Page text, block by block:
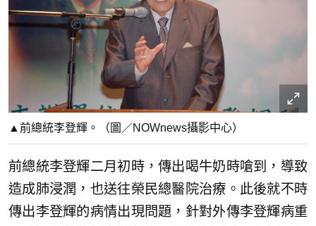
▲前總統李登輝。（圖／NOWnews攝影中心）
前總統李登輝二月初時，傳出喝牛奶時嗆到，導致
造成肺浸潤，也送往榮民總醫院治療。此後就不時
傳出李登輝的病情出現問題，針對外傳李登輝病重